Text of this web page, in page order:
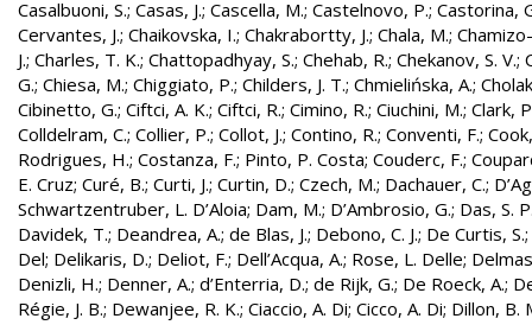
Casalbuoni, S.; Casas, J.; Cascella, M.; Castelnovo, P.; Castorina,
Cervantes, J.; Chaikovska, I.; Chakrabortty, J.; Chala, M.;
J.; Charles, T. K.; Chattopadhyay, S.; Chehab, R.; Chekanov, S. V.;
G.; Chiesa, M.; Chiggiato, P.; Childers, J. T.; Chmielińska, A.;
Cibinetto, G.; Ciftci, A. K.; Ciftci, R.; Cimino, R.; Ciuchini, M.; Clark,
Colldelram, C.; Collier, P.; Collot, J.; Contino, R.; Conventi, F.;
Rodrigues, H.; Costanza, F.; Pinto, P. Costa; Couderc, F.;
E. Cruz; Curé, B.; Curti, J.; Curtin, D.; Czech, M.; Dachauer, C.;
Schwartzentruber, L. D’Aloia; Dam, M.; D’Ambrosio, G.; Das, S.
Davidek, T.; Deandrea, A.; de Blas, J.; Debono, C. J.; De Curtis, S.;
Del; Delikaris, D.; Deliot, F.; Dell’Acqua, A.; Rose, L. Delle;
Denizli, H.; Denner, A.; d’Enterria, D.; de Rijk, G.; De Roeck, A.;
Régie, J. B.; Dewanjee, R. K.; Ciaccio, A. Di; Cicco, A. Di; Dillon, B.